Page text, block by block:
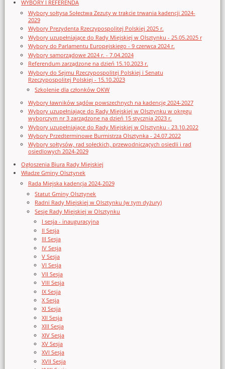
WYBORY I REFERENDA
Wybory sołtysa Sołectwa Zezuty w trakcie trwania kadencji 2024-
2029
Wybory Prezydenta Rzeczypospolitej Polskiej 2025 r.
Wybory uzupełniające do Rady Miejskiej w Olsztynku - 25.05.2025 r
Wybory do Parlamentu Europejskiego - 9 czerwca 2024 r.
Wybory samorządowe 2024 r. - 7.04.2024
Referendum zarządzone na dzień 15.10.2023 r.
Wybory do Sejmu Rzeczypospolitej Polskiej i Senatu
Rzeczypospolitej Polskiej - 15.10.2023
Szkolenie dla członków OKW
Wybory ławników sądów powszechnych na kadencję 2024-2027
Wybory uzupełniające do Rady Miejskiej w Olsztynku w okręgu
wyborczym nr 3 zarządzone na dzień 15 stycznia 2023 r.
Wybory uzupełniające do Rady Miejskiej w Olsztynku - 23.10.2022
Wybory Przedterminowe Burmistrza Olsztynka - 24.07.2022
Wybory sołtysów, rad sołeckich, przewodniczących osiedli i rad
osiedlowych 2024-2029
Ogłoszenia Biura Rady Miejskiej
Władze Gminy Olsztynek
Rada Miejska kadencja 2024-2029
Statut Gminy Olsztynek
Radni Rady Miejskiej w Olsztynku (w tym dyżury)
Sesje Rady Miejskiej w Olsztynku
I sesja - inauguracyjna
II Sesja
III Sesja
IV Sesja
V Sesja
VI Sesja
VII Sesja
VIII Sesja
IX Sesja
X Sesja
XI Sesja
XII Sesja
XIII Sesja
XIV Sesja
XV Sesja
XVI Sesja
XVII Sesja